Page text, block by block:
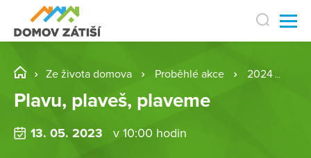
Ze života domova Proběhlé akce 2024
Plavu, plaveš, plaveme
13. 05. 2023 v 10:00 hodin